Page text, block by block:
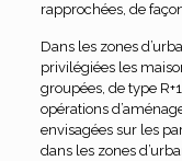
rapprochées, de
Dans les zones
privilégiées les
groupées, de type
opérations
envisagées sur les
dans les zones